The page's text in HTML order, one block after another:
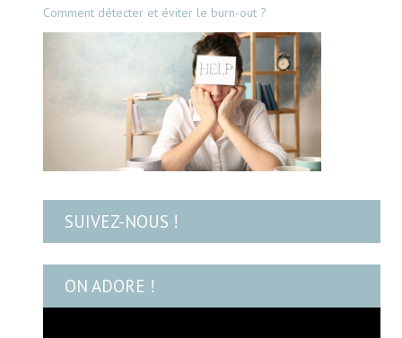
Comment détecter et éviter le burn-out ?
SUIVEZ-NOUS !
ON ADORE !